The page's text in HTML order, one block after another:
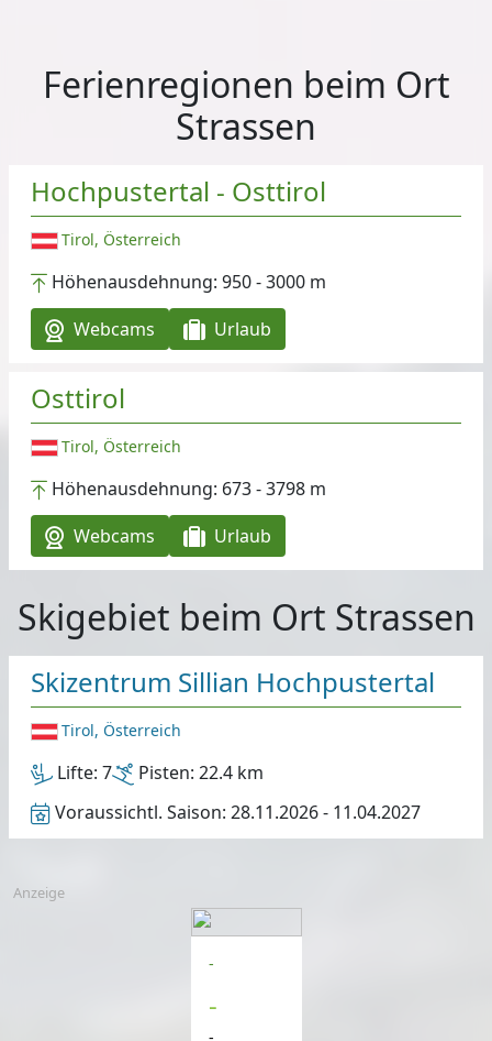
Ferienregionen beim Ort
Strassen
Hochpustertal - Osttirol
Tirol, Österreich
Höhenausdehnung: 950 - 3000 m
Webcams
Urlaub
Osttirol
Tirol, Österreich
Höhenausdehnung: 673 - 3798 m
Webcams
Urlaub
Skigebiet beim Ort Strassen
Skizentrum Sillian Hochpustertal
Tirol, Österreich
Lifte: 7 Pisten: 22.4 km
Voraussichtl. Saison: 28.11.2026 - 11.04.2027
Anzeige
-
-